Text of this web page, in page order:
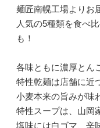
麺匠南幌工場よりお
人気の5種類を食べ
も！
各味ともに濃厚とん
特性乾麺は店舗に近
小麦本来の旨みが味
特性スープは、山岡
塩味には白ゴマ、辛